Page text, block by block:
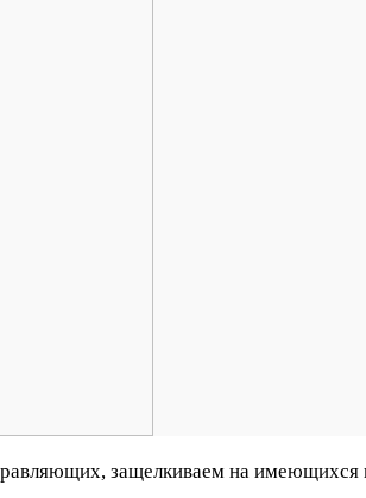
защелкиваем на имеющихся